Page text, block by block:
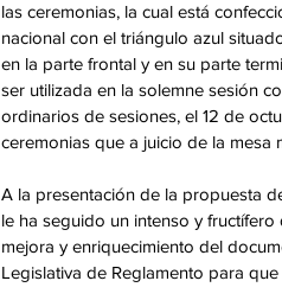
las ceremonias, la cual está
nacional con el triángulo azul
en la parte frontal y en su parte
ser utilizada en la solemne sesión
ordinarios de sesiones, el 12 de
ceremonias que a juicio de la mesa
‎A la presentación de la propuesta
le ha seguido un intenso y
mejora y enriquecimiento del
Legislativa de Reglamento para